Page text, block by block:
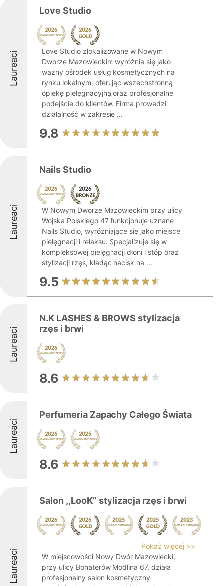
Laureaci
Love Studio
Love Studio zlokalizowane w Nowym
Dworze Mazowieckim wyróżnia się jako
ważny ośrodek usług kosmetycznych na
rynku lokalnym, oferując wszechstronną
opiekę pielęgnacyjną oraz profesjonalne
podejście do klientów. Firma prowadzi
działalność w zakresie ...
9.8
Laureaci
Nails Studio
W Nowym Dworze Mazowieckim przy ulicy
Wojska Polskiego 47 funkcjonuje uznane
Nails Studio, wyróżniające się jako miejsce
pielęgnacji i relaksu. Specjalizuje się w
kompleksowej pielęgnacji dłoni i stóp oraz
stylizacji rzęs, kładąc nacisk na ...
9.5
Laureaci
N.K LASHES & BROWS stylizacja
rzęs i brwi
8.6
Laureaci
Perfumeria Zapachy Całego Świata
8.6
Laureaci
Salon ,,LooK” stylizacja rzęs i brwi
Pokaż więcej >>
W miejscowości Nowy Dwór Mazowiecki,
przy ulicy Bohaterów Modlina 67, działa
profesjonalny salon kosmetyczny